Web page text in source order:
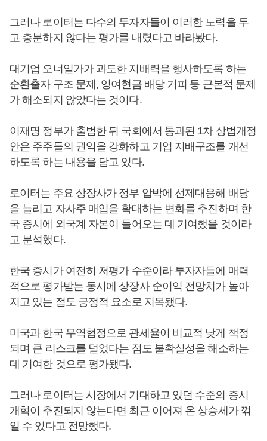
그러나 로이터는 다수의 투자자들이 이러한 노력을 두
고 충분하지 않다는 평가를 내렸다고 바라봤다.
대기업 오너일가가 과도한 지배력을 행사하도록 하는
순환출자 구조 문제, 잉여현금 배당 기피 등 근본적 문제
가 해소되지 않았다는 것이다.
이재명 정부가 출범한 뒤 국회에서 통과된 1차 상법개정
안은 주주들의 권익을 강화하고 기업 지배구조를 개선
하도록 하는 내용을 담고 있다.
로이터는 주요 상장사가 정부 압박에 선제대응해 배당
을 늘리고 자사주 매입을 확대하는 변화를 추진하며 한
국 증시에 외국계 자본이 들어오는 데 기여했을 것이라
고 분석했다.
한국 증시가 여전히 저평가 수준이라 투자자들에 매력
적으로 평가받는 동시에 상장사 순이익 전망치가 높아
지고 있는 점도 긍정적 요소로 지목됐다.
미국과 한국 무역협정으로 관세율이 비교적 낮게 책정
되며 큰 리스크를 덜었다는 점도 불확실성을 해소하는
데 기여한 것으로 평가됐다.
그러나 로이터는 시장에서 기대하고 있던 수준의 증시
개혁이 추진되지 않는다면 최근 이어져 온 상승세가 꺾
일 수 있다고 전망했다.